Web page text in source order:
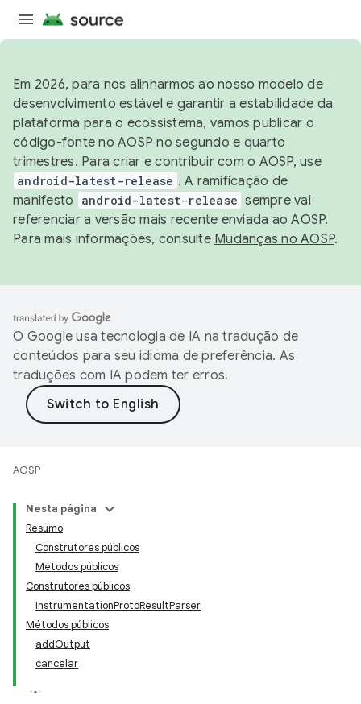
Em 2026, para nos alinharmos ao nosso modelo de
desenvolvimento estável e garantir a estabilidade da
plataforma para o ecossistema, vamos publicar o
código-fonte no AOSP no segundo e quarto
trimestres. Para criar e contribuir com o AOSP, use
android-latest-release . A ramificação de
manifesto
android-latest-release sempre vai
referenciar a versão mais recente enviada ao AOSP.
Para mais informações, consulte Mudanças no AOSP.
O Google usa tecnologia de IA na tradução de
conteúdos para seu idioma de preferência. As
traduções com IA podem ter erros.
AOSP
Nesta página
Resumo
Construtores públicos
Métodos públicos
Construtores públicos
InstrumentationProtoResultParser
Métodos públicos
addOutput
cancelar